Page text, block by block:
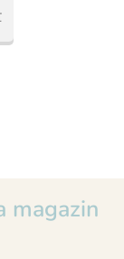
magazin